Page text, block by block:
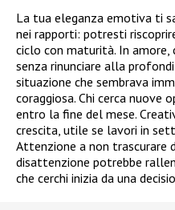
La tua eleganza emotiva ti
nei rapporti: potresti
ciclo con maturità. In amore,
senza rinunciare alla
situazione che sembrava
coraggiosa. Chi cerca nuove
entro la fine del mese.
crescita, utile se lavori in
Attenzione a non trascurare
disattenzione potrebbe
che cerchi inizia da una